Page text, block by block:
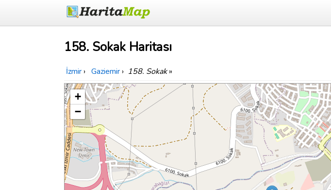
158. Sokak Haritası
İzmir › Gaziemir › 158. Sokak»
+
−